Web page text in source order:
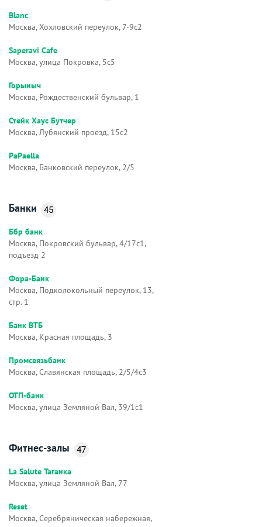
Blanc
Москва, Хохловский переулок, 7-9с2
Saperavi Cafe
Москва, улица Покровка, 5с5
Горыныч
Москва, Рождественский бульвар, 1
Стейк Хаус Бутчер
Москва, Лубянский проезд, 15с2
PaPaella
Москва, Банковский переулок, 2/5
Банки 45
Ббр банк
Москва, Покровский бульвар, 4/17с1,
подъезд 2
Фора-Банк
Москва, Подколокольный переулок, 13,
стр. 1
Банк ВТБ
Москва, Красная площадь, 3
Промсвязьбанк
Москва, Славянская площадь, 2/5/4с3
ОТП-банк
Москва, улица Земляной Вал, 39/1с1
Фитнес-залы 47
La Salute Таганка
Москва, улица Земляной Вал, 77
Reset
Москва, Серебряническая набережная,